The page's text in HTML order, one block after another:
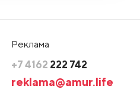
Реклама
+7 4162 222 742
reklama@amur.life